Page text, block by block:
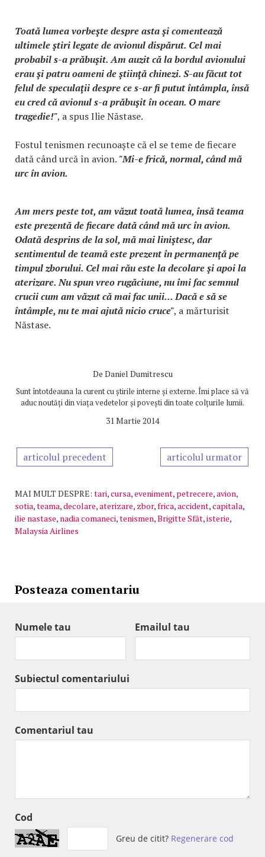
Toată lumea vorbeşte despre asta şi comentează
ultimele ştiri legate de avionul dispărut. Cel mai
probabil s-a prăbuşit. Am auzit că la bordul avionului
erau şi patru oameni de ştiinţă chinezi. S-au făcut tot
felul de speculaţii despre ce s-ar fi putut întâmpla, însă
eu cred că avionul s-a prăbuşit în ocean. O mare
tragedie!", a spus Ilie Năstase.
Fostul tenismen recunoaște că el se teme de fiecare
dată când urcă în avion. "Mi-e frică, normal, când mă
urc în avion.
Am mers peste tot, am văzut toată lumea, însă teama
este prezentă de fiecare dată când mă urc în avion.
Odată desprins de la sol, mă mai liniştesc, dar
sentimentul de teamă este prezent în permanenţă pe
timpul zborului. Cel mai rău este la decolare şi apoi la
aterizare. Nu spun vreo rugăciune, nu îmi fac semnul
crucii cum am văzut că mai fac unii... Dacă e să se
întâmple, nu te mai ajută nicio cruce", a mărturisit
Năstase.
De Daniel Dumitrescu
Sunt întotdeauna la curent cu știrile interne și externe. Îmi place să vă
aduc noutăți din viața vedetelor și povești din toate colțurile lumii.
31 Martie 2014
articolul precedent articolul urmator
MAI MULT DESPRE: tari,cursa,eveniment, petrecere,avion,
sotia,teama,decolare,aterizare, zbor,frica,accident,capitala,
ilie nastase, nadia comaneci,tenismen,Brigitte Sfăt,isterie,
Malaysia Airlines
Posteaza comentariu
Numele tau Emailul tau
Subiectul comentariului
Comentariul tau
Cod
Greu de citit? Regenerare cod